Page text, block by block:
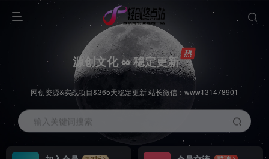
源创文化 ∞ 稳定更新
网创资源&实战项目&365天稳定更新 站长微信：www131478901
输入关键词搜索